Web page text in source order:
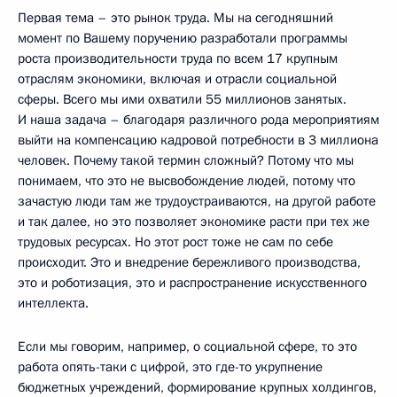
Первая тема – это рынок труда. Мы на сегодняшний
момент по Вашему поручению разработали программы
роста производительности труда по всем 17 крупным
отраслям экономики, включая и отрасли социальной
сферы. Всего мы ими охватили 55 миллионов занятых.
И наша задача – благодаря различного рода мероприятиям
выйти на компенсацию кадровой потребности в 3 миллиона
человек. Почему такой термин сложный? Потому что мы
понимаем, что это не высвобождение людей, потому что
зачастую люди там же трудоустраиваются, на другой работе
и так далее, но это позволяет экономике расти при тех же
трудовых ресурсах. Но этот рост тоже не сам по себе
происходит. Это и внедрение бережливого производства,
это и роботизация, это и распространение искусственного
интеллекта.
Если мы говорим, например, о социальной сфере, то это
работа опять-таки с цифрой, это где-то укрупнение
бюджетных учреждений, формирование крупных холдингов,